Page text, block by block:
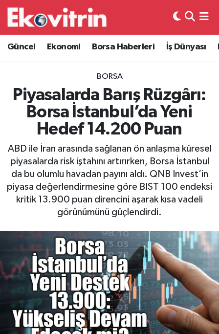
Güncel Ekonomi Borsa Haberleri İş Dünyası
BORSA
Piyasalarda Barış Rüzgârı:
Borsa İstanbul’da Yeni
Hedef 14.200 Puan
ABD ile İran arasında sağlanan ön anlaşma küresel
piyasalarda risk iştahını artırırken, Borsa İstanbul
da bu olumlu havadan payını aldı. QNB Invest’in
piyasa değerlendirmesine göre BIST 100 endeksi
kritik 13.900 puan direncini aşarak kısa vadeli
görünümünü güçlendirdi.
Güncel
Ekonomi
Borsa Haberleri
İş Dünyası
Lojistik
Otovitrin
Asayiş
Magazin
Gayrimenkul
Spor
Eğitim
Hava Durumu
Trafik Durumu
Süper Lig Puan Durumu ve Fikstür
Tüm Manşetler
Son Dakika Haberleri
Haber Arşivi